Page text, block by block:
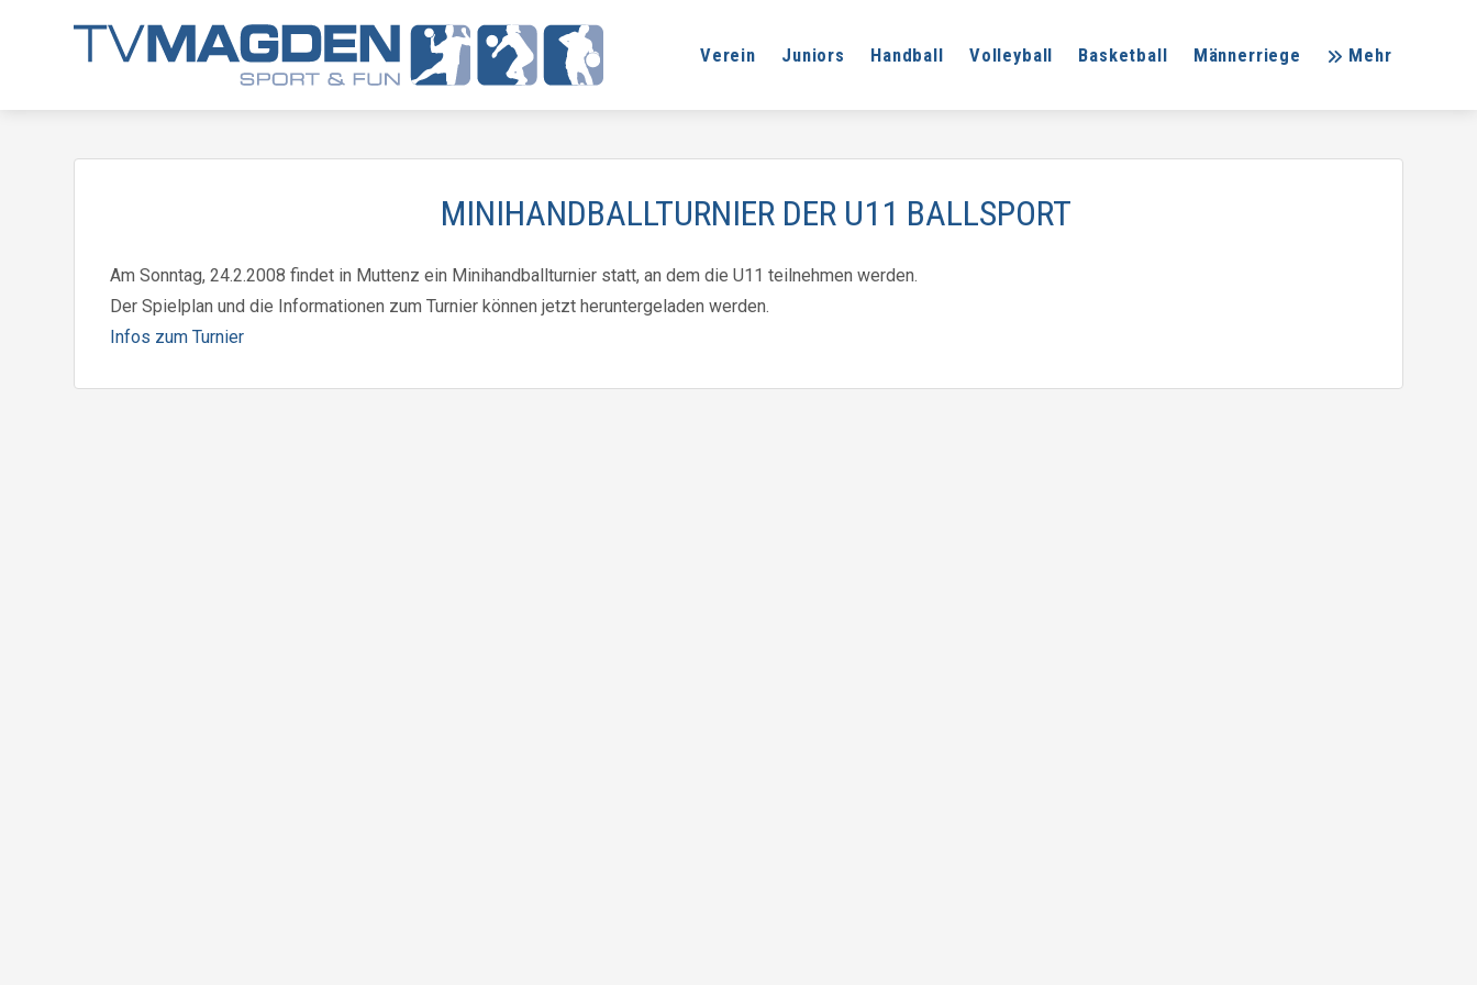
Verein Juniors Handball Volleyball Basketball Männerriege Mehr
MINIHANDBALLTURNIER DER U11 BALLSPORT
Am Sonntag, 24.2.2008 findet in Muttenz ein Minihandballturnier statt, an dem die U11 teilnehmen werden.
Der Spielplan und die Informationen zum Turnier können jetzt heruntergeladen werden.
Infos zum Turnier